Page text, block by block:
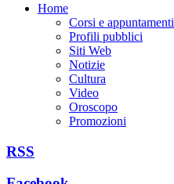
Home
Corsi e appuntamenti
Profili pubblici
Siti Web
Notizie
Cultura
Video
Oroscopo
Promozioni
RSS